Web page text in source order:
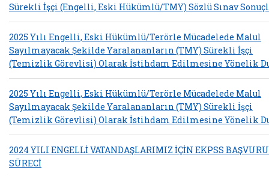
Sürekli İşçi (Engelli, Eski Hükümlü/TMY) Sözlü Sınav
2025 Yılı Engelli, Eski Hükümlü/Terörle Mücadelede Malul
Sayılmayacak Şekilde Yaralananların (TMY) Sürekli İşçi
(Temizlik Görevlisi) Olarak İstihdam Edilmesine Yönelik
2025 Yılı Engelli, Eski Hükümlü/Terörle Mücadelede Malul
Sayılmayacak Şekilde Yaralananların (TMY) Sürekli İşçi
(Temizlik Görevlisi) Olarak İstihdam Edilmesine Yönelik
2024 YILI ENGELLİ VATANDAŞLARIMIZ İÇİN EKPSS BAŞVURU
SÜRECİ